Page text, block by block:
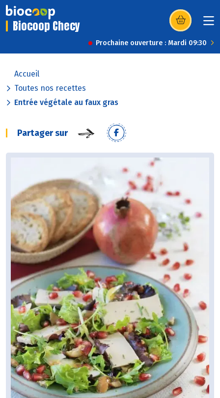
Biocoop Checy (s’ouvre dans
Prochaine ouverture : Mardi 09:30
Accueil
Toutes nos recettes
Entrée végétale au faux gras
Partager sur